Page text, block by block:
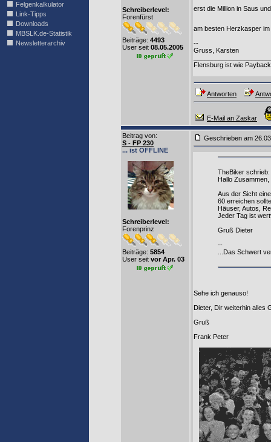
Felgenkalkulator
Link-Tipps
Downloads
MBSLK.de-Statistik
Newsletterarchiv
Schreiberlevel:
Forenfürst
Beiträge: 4493
User seit 08.05.2005
erst die Million in Saus
am besten Herzkasper
--
Gruss, Karsten
Flensburg ist wie
Antworten
E-Mail an Zaskar
Beitrag von:
S - FP 230
... ist OFFLINE
Schreiberlevel:
Forenprinz
Beiträge: 5854
User seit vor Apr. 03
Geschrieben am
TheBiker schrieb:
Hallo Zusammen,
Aus der Sicht
60 erreichen
Häuser, Autos,
Jeder Tag ist
Gruß Dieter
--
...Das Schwert
Sehe ich genauso!
Dieter, Dir weiterhin alles
Gruß
Frank Peter